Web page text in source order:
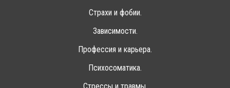
Страхи и фобии.
Зависимости.
Профессия и карьера.
Психосоматика.